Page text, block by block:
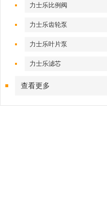
力士乐比例阀
力士乐齿轮泵
力士乐叶片泵
力士乐滤芯
查看更多